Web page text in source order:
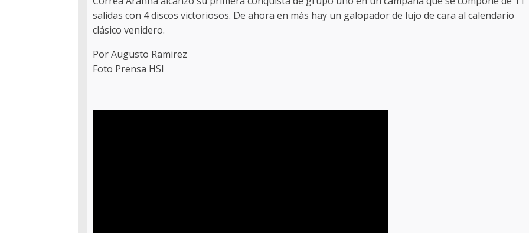
salidas con 4 discos victoriosos. De ahora en más hay un galopador de lujo de cara al calendario
clásico venidero.
Por Augusto Ramirez
Foto Prensa HSI